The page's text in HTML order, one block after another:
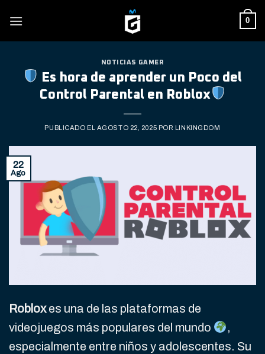
0
NOTICIAS GAMER
Es hora de aprender un Poco del
Control Parental en Roblox
PUBLICADO EL AGOSTO 22, 2025 POR LINKINGDOM
22
Ago
Robloxes una de las plataformas de
videojuegos más populares del mundo
,
especialmente entre niños y adolescentes. Su